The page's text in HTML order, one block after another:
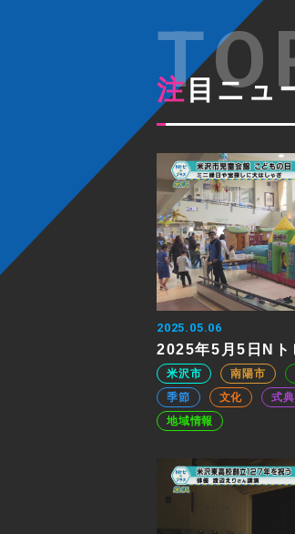
注目ニュ
2025.05.06
2025年5月5日Nト
米沢市 南陽市
季節
文化 式典
地域情報